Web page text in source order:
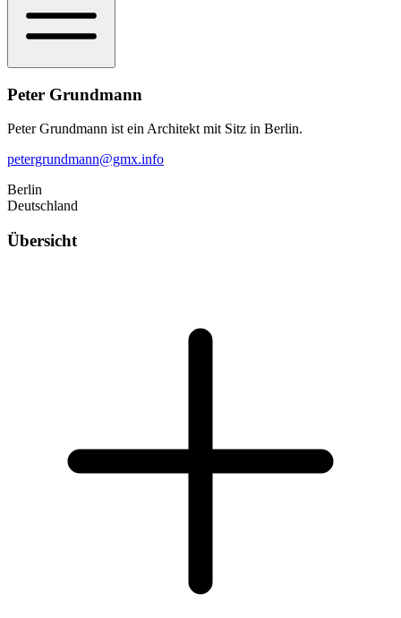
Peter Grundmann
Peter Grundmann ist ein Architekt mit Sitz in Berlin.
petergrundmann@gmx.info
Berlin
Deutschland
Übersicht